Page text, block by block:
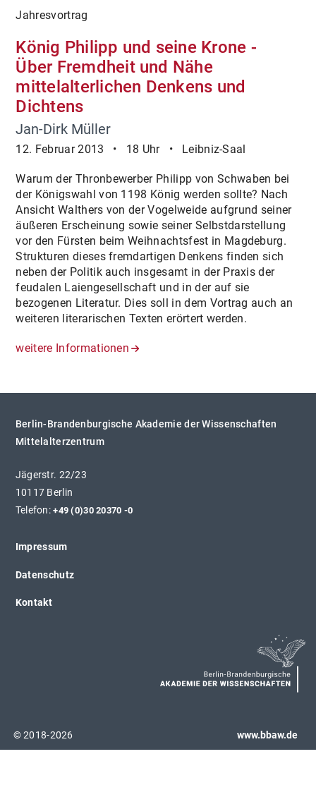
Jahresvortrag
König Philipp und seine Krone -
Über Fremdheit und Nähe
mittelalterlichen Denkens und
Dichtens
Jan-Dirk Müller
12. Februar 2013 • 18 Uhr • Leibniz-Saal
Warum der Thronbewerber Philipp von Schwaben bei
der Königswahl von 1198 König werden sollte? Nach
Ansicht Walthers von der Vogelweide aufgrund seiner
äußeren Erscheinung sowie seiner Selbstdarstellung
vor den Fürsten beim Weihnachtsfest in Magdeburg.
Strukturen dieses fremdartigen Denkens finden sich
neben der Politik auch insgesamt in der Praxis der
feudalen Laiengesellschaft und in der auf sie
bezogenen Literatur. Dies soll in dem Vortrag auch an
weiteren literarischen Texten erörtert werden.
weitere Informationen
Berlin-Brandenburgische Akademie der Wissenschaften
Mittelalterzentrum
Jägerstr. 22/23
10117 Berlin
Telefon:+49 (0)30 20370 -0
Impressum
Datenschutz
Kontakt
www.bbaw.de
© 2018-2026